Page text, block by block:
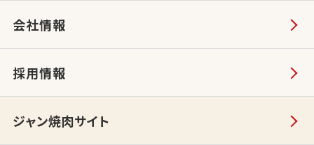
会社情報
採用情報
ジャン焼肉サイト